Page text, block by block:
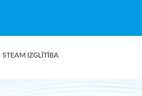
STEAM IZGLĪTĪBA